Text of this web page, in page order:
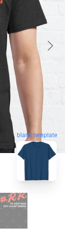
blank template